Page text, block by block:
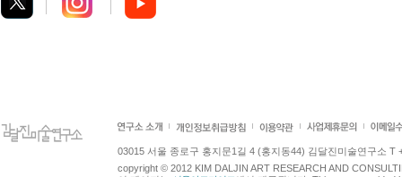
03015 서울 종로구 홍지문1길 4 (홍지동44) 김달진미술연구소 T
copyright © 2012 KIM DALJIN ART RESEARCH AND